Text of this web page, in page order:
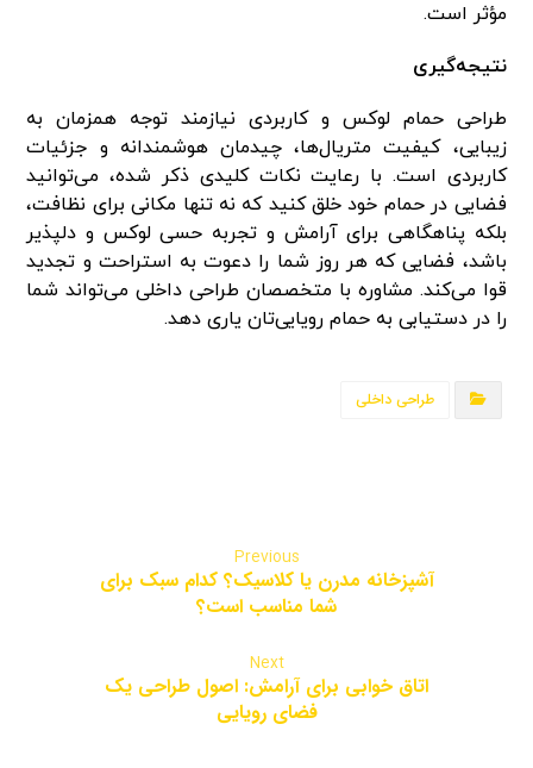
مؤثر است.
نتیجه‌گیری
طراحی حمام لوکس و کاربردی نیازمند توجه همزمان به
زیبایی، کیفیت متریال‌ها، چیدمان هوشمندانه و جزئیات
کاربردی است. با رعایت نکات کلیدی ذکر شده، می‌توانید
فضایی در حمام خود خلق کنید که نه تنها مکانی برای نظافت،
بلکه پناهگاهی برای آرامش و تجربه حسی لوکس و دلپذیر
باشد، فضایی که هر روز شما را دعوت به استراحت و تجدید
قوا می‌کند. مشاوره با متخصصان طراحی داخلی می‌تواند شما
را در دستیابی به حمام رویایی‌تان یاری دهد.
طراحی داخلی
Previous
آشپزخانه مدرن یا کلاسیک؟ کدام سبک برای
شما مناسب است؟
Next
اتاق خوابی برای آرامش: اصول طراحی یک
فضای رویایی